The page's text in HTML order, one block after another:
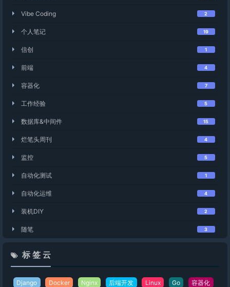
Vibe Coding 2
个人笔记 19
信创 1
前端 4
容器化 7
工作经验 5
数据库&中间件 15
烂笔头周刊 4
监控 5
自动化测试 1
自动化运维 4
装机DIY 2
随笔 3
标 签 云
Django Docker Nginx 后端开发 Linux Go 容器化